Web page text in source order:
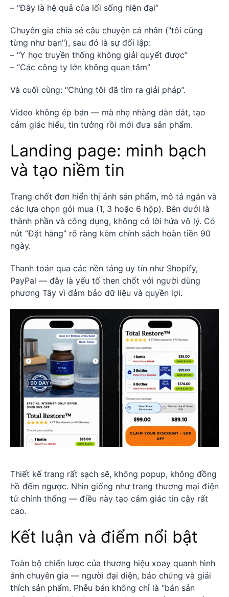
– “Đây là hệ quả của lối sống hiện đại”
Chuyên gia chia sẻ câu chuyện cá nhân ("tôi cũng
từng như bạn"), sau đó là sự đối lập:
– “Y học truyền thống không giải quyết được”
– “Các công ty lớn không quan tâm”
Và cuối cùng: “Chúng tôi đã tìm ra giải pháp”.
Video không ép bán — mà nhẹ nhàng dẫn dắt, tạo
cảm giác hiểu, tin tưởng rồi mới đưa sản phẩm.
Landing page: minh bạch
và tạo niềm tin
Trang chốt đơn hiển thị ảnh sản phẩm, mô tả ngắn và
các lựa chọn gói mua (1, 3 hoặc 6 hộp). Bên dưới là
thành phần và công dụng, không có lời hứa vô lý. Có
nút “Đặt hàng” rõ ràng kèm chính sách hoàn tiền 90
ngày.
Thanh toán qua các nền tảng uy tín như Shopify,
PayPal — đây là yếu tố then chốt với người dùng
phương Tây vì đảm bảo dữ liệu và quyền lợi.
Thiết kế trang rất sạch sẽ, không popup, không đồng
hồ đếm ngược. Nhìn giống như trang thương mại điện
tử chính thống — điều này tạo cảm giác tin cậy rất
cao.
Kết luận và điểm nổi bật
Toàn bộ chiến lược của thương hiệu xoay quanh hình
ảnh chuyên gia — người đại diện, bảo chứng và giải
thích sản phẩm. Phễu bán không chỉ là "bán sản